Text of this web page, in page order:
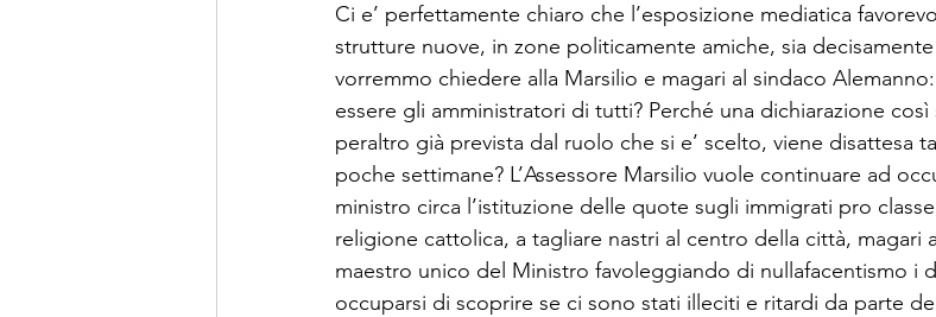
Ci e’ perfettamente chiaro che l’esposizione mediatica
strutture nuove, in zone politicamente amiche, sia
vorremmo chiedere alla Marsilio e magari al sindaco
essere gli amministratori di tutti? Perché una dichiarazione
peraltro già prevista dal ruolo che si e’ scelto, viene disattesa
poche settimane? L’Assessore Marsilio vuole continuare ad
ministro circa l’istituzione delle quote sugli immigrati pro
religione cattolica, a tagliare nastri al centro della città, magari
maestro unico del Ministro favoleggiando di nullafacentismo i
occuparsi di scoprire se ci sono stati illeciti e ritardi da parte